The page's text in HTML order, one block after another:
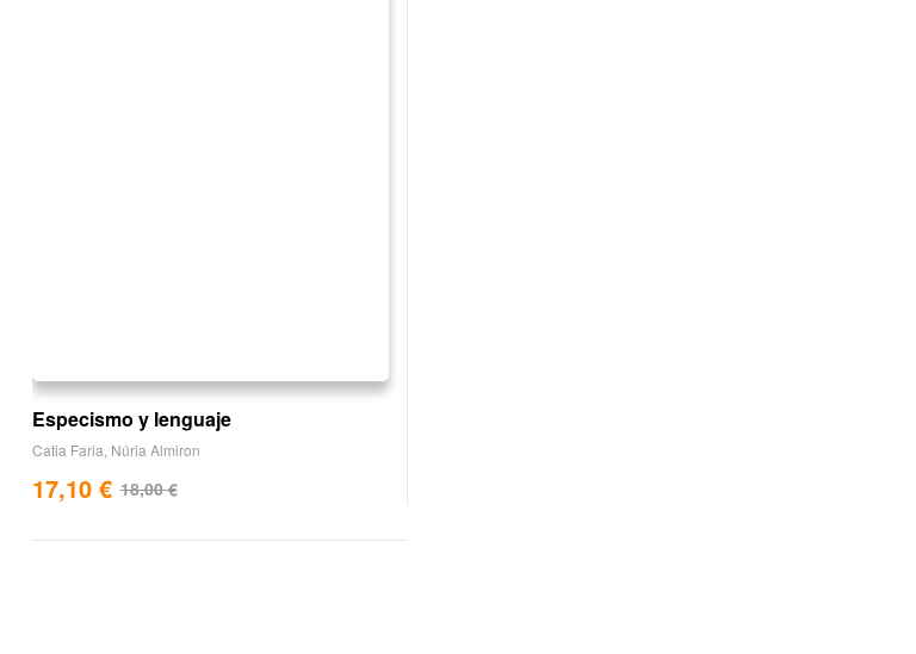
Especismo y lenguaje
Catia Faria Núria Almiron
18,00€
17,10 €